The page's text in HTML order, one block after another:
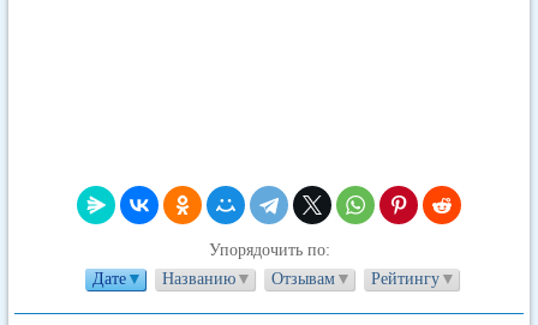
Упорядочить по:
Дате▼ Названию▼ Отзывам▼ Рейтингу▼